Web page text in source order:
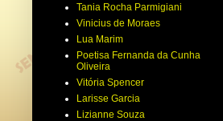
Tania Rocha Parmigiani
Vinicius de Moraes
Lua Marim
Poetisa Fernanda da Cunha
Oliveira
Vitória Spencer
Larisse Garcia
Lizianne Souza